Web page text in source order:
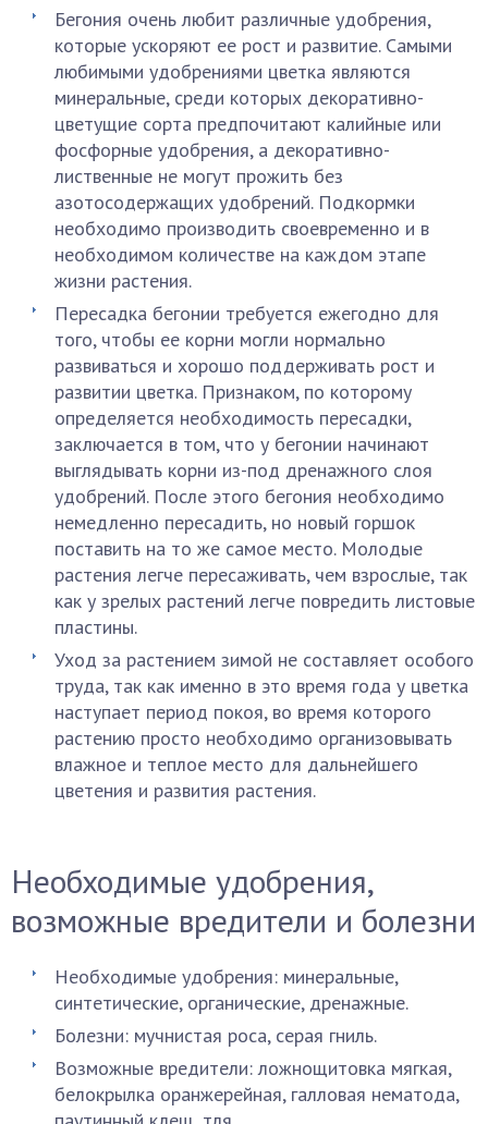
Бегония очень любит различные удобрения,
которые ускоряют ее рост и развитие. Самыми
любимыми удобрениями цветка являются
минеральные, среди которых декоративно-
цветущие сорта предпочитают калийные или
фосфорные удобрения, а декоративно-
лиственные не могут прожить без
азотосодержащих удобрений. Подкормки
необходимо производить своевременно и в
необходимом количестве на каждом этапе
жизни растения.
Пересадка бегонии требуется ежегодно для
того, чтобы ее корни могли нормально
развиваться и хорошо поддерживать рост и
развитии цветка. Признаком, по которому
определяется необходимость пересадки,
заключается в том, что у бегонии начинают
выглядывать корни из-под дренажного слоя
удобрений. После этого бегония необходимо
немедленно пересадить, но новый горшок
поставить на то же самое место. Молодые
растения легче пересаживать, чем взрослые, так
как у зрелых растений легче повредить листовые
пластины.
Уход за растением зимой не составляет особого
труда, так как именно в это время года у цветка
наступает период покоя, во время которого
растению просто необходимо организовывать
влажное и теплое место для дальнейшего
цветения и развития растения.
Необходимые удобрения,
возможные вредители и болезни
Необходимые удобрения: минеральные,
синтетические, органические, дренажные.
Болезни: мучнистая роса, серая гниль.
Возможные вредители: ложнощитовка мягкая,
белокрылка оранжерейная, галловая нематода,